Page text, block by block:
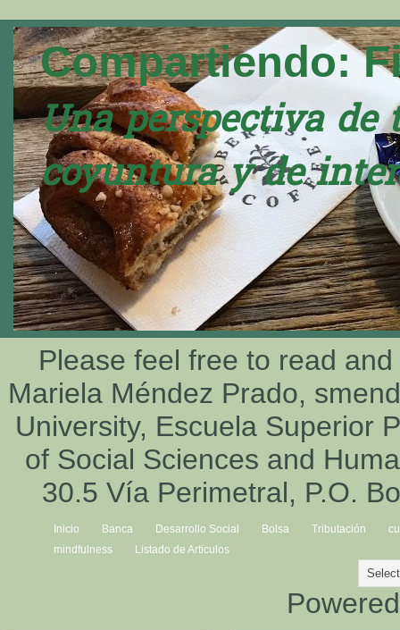
Compartiendo:
Una perspectiva de
coyuntura y de
Please feel free to read
Mariela Méndez Prado,
University, Escuela Superior
of Social Sciences and
30.5 Vía Perimetral, P.O.
Inicio Banca Desarrollo Social Bolsa Tributación
mindfulness
Listado de Articulos